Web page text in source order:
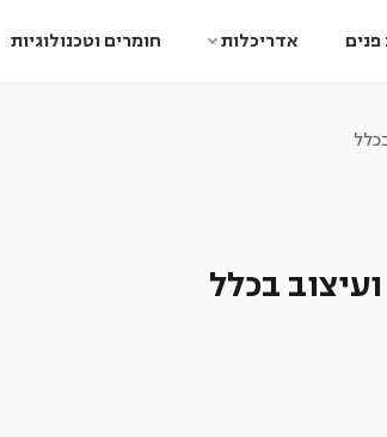
פנים אדריכלות חומרים וטכנולוגיות
בכלל